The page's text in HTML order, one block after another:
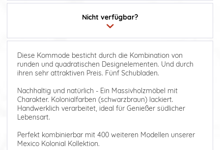
Nicht verfügbar?
Diese Kommode besticht durch die Kombination von
runden und quadratischen Designelementen. Und durch
ihren sehr attraktiven Preis. Fünf Schubladen.
Nachhaltig und natürlich - Ein Massivholzmöbel mit
Charakter. Kolonialfarben (schwarzbraun) lackiert.
Handwerklich verarbeitet, ideal für Genießer südlicher
Lebensart.
Perfekt kombinierbar mit 400 weiteren Modellen unserer
Mexico Kolonial Kollektion.